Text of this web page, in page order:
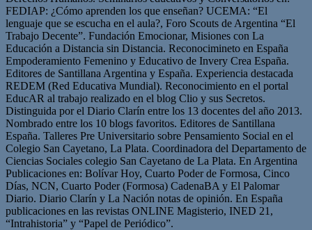
FEDIAP: ¿Cómo aprenden los que enseñan? UCEMA: “El
lenguaje que se escucha en el aula?, Foro Scouts de Argentina “El
Trabajo Decente”. Fundación Emocionar, Misiones con La
Educación a Distancia sin Distancia. Reconocimineto en España
Empoderamiento Femenino y Educativo de Invery Crea España.
Editores de Santillana Argentina y España. Experiencia destacada
REDEM (Red Educativa Mundial). Reconocimiento en el portal
EducAR al trabajo realizado en el blog Clio y sus Secretos.
Distinguida por el Diario Clarín entre los 13 docentes del año 2013.
Nombrado entre los 10 blogs favoritos. Editores de Santillana
España. Talleres Pre Universitario sobre Pensamiento Social en el
Colegio San Cayetano, La Plata. Coordinadora del Departamento de
Ciencias Sociales colegio San Cayetano de La Plata. En Argentina
Publicaciones en: Bolívar Hoy, Cuarto Poder de Formosa, Cinco
Días, NCN, Cuarto Poder (Formosa) CadenaBA y El Palomar
Diario. Diario Clarín y La Nación notas de opinión. En España
publicaciones en las revistas ONLINE Magisterio, INED 21,
“Intrahistoria” y “Papel de Periódico”.